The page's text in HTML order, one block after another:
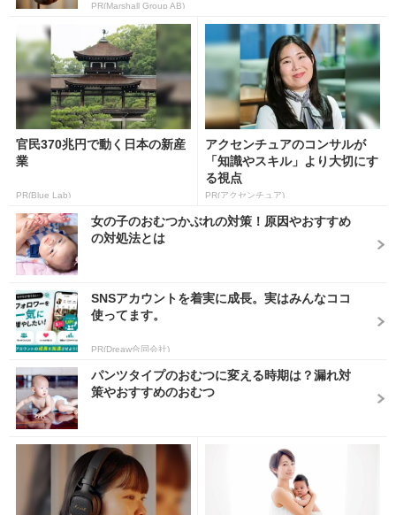
PR(Marshall Group AB)
官民370兆円で動く日本の新産
業
PR(Blue Lab)
アクセンチュアのコンサルが
「知識やスキル」より大切にす
る視点
PR(アクセンチュア)
女の子のおむつかぶれの対策！原因やおすすめ
の対処法とは
SNSアカウントを着実に成長。実はみんなココ
使ってます。
PR(Dreaw合同会社)
パンツタイプのおむつに変える時期は？漏れ対
策やおすすめのおむつ